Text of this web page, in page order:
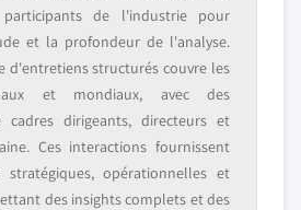
de l'industrie pour
et la profondeur de l'analyse.
d'entretiens structurés couvre les
et mondiaux, avec des
cadres dirigeants, directeurs et
Ces interactions fournissent
stratégiques, opérationnelles et
des insights complets et des